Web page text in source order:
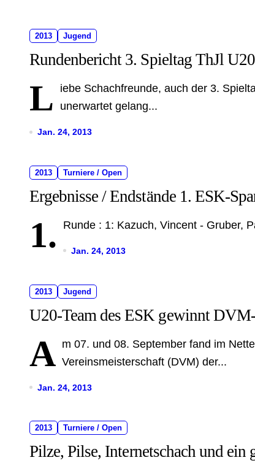
2013 Jugend
Rundenbericht 3. Spieltag ThJl U20
L
iebe Schachfreunde, auch der 3.
unerwartet gelang...
Jan. 24, 2013
2013 Turniere / Open
Ergebnisse / Endstände 1. ESK-
1. Runde : 1: Kazuch, Vincent - Gruber,
Jan. 24, 2013
2013 Jugend
U20-Team des ESK gewinnt
A m 07. und 08. September fand im
Vereinsmeisterschaft (DVM) der...
Jan. 24, 2013
2013 Turniere / Open
Pilze, Pilse, Internetschach und ein